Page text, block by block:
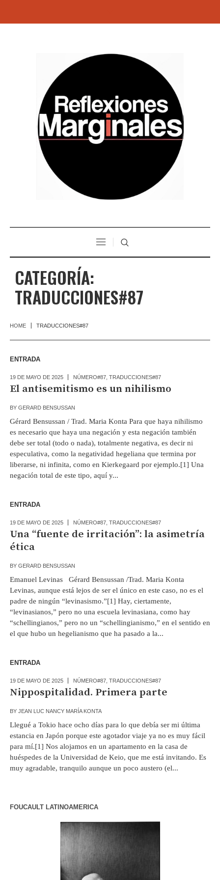
CATEGORÍA:
TRADUCCIONES#87
HOME TRADUCCIONES#87
ENTRADA
19 DE MAYO DE 2025 NÚMERO#87 TRADUCCIONES#87
El antisemitismo es un nihilismo
BY GERARD BENSUSSAN
Gérard Bensussan / Trad. Maria Konta Para que haya nihilismo
es necesario que haya una negación y esta negación también
debe ser total (todo o nada), totalmente negativa, es decir ni
especulativa, como la negatividad hegeliana que termina por
liberarse, ni infinita, como en Kierkegaard por ejemplo.[1] Una
negación total de este tipo, aquí y...
ENTRADA
19 DE MAYO DE 2025 NÚMERO#87 TRADUCCIONES#87
Una “fuente de irritación”: la asimetría
ética
BY GERARD BENSUSSAN
Emanuel Levinas Gérard Bensussan /Trad. Maria Konta
Levinas, aunque está lejos de ser el único en este caso, no es el
padre de ningún “levinasismo.”[1] Hay, ciertamente,
“levinasianos,” pero no una escuela levinasiana, como hay
“schellingianos,” pero no un “schellingianismo,” en el sentido en
el que hubo un hegelianismo que ha pasado a la...
ENTRADA
19 DE MAYO DE 2025 NÚMERO#87 TRADUCCIONES#87
Nippospitalidad. Primera parte
BY JEAN LUC NANCY MARÍA KONTA
Llegué a Tokio hace ocho días para lo que debía ser mi última
estancia en Japón porque este agotador viaje ya no es muy fácil
para mí.[1] Nos alojamos en un apartamento en la casa de
huéspedes de la Universidad de Keio, que me está invitando. Es
muy agradable, tranquilo aunque un poco austero (el...
FOUCAULT LATINOAMERICA